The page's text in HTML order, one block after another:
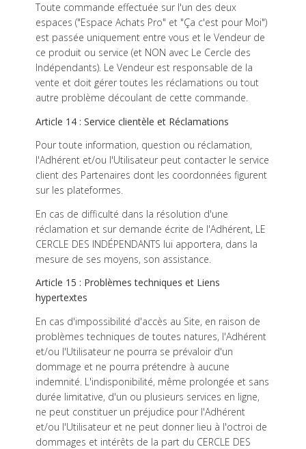
Toute commande effectuée sur l'un des deux
espaces ("Espace Achats Pro" et "Ça c'est pour Moi")
est passée uniquement entre vous et le Vendeur de
ce produit ou service (et NON avec Le Cercle des
Indépendants). Le Vendeur est responsable de la
vente et doit gérer toutes les réclamations ou tout
autre problème découlant de cette commande.
Article 14 : Service clientèle et Réclamations
Pour toute information, question ou réclamation,
l'Adhérent et/ou l'Utilisateur peut contacter le service
client des Partenaires dont les coordonnées figurent
sur les plateformes.
En cas de difficulté dans la résolution d'une
réclamation et sur demande écrite de l'Adhérent, LE
CERCLE DES INDÉPENDANTS lui apportera, dans la
mesure de ses moyens, son assistance.
Article 15 : Problèmes techniques et Liens
hypertextes
En cas d'impossibilité d'accès au Site, en raison de
problèmes techniques de toutes natures, l'Adhérent
et/ou l'Utilisateur ne pourra se prévaloir d'un
dommage et ne pourra prétendre à aucune
indemnité. L'indisponibilité, même prolongée et sans
durée limitative, d'un ou plusieurs services en ligne,
ne peut constituer un préjudice pour l'Adhérent
et/ou l'Utilisateur et ne peut donner lieu à l'octroi de
dommages et intérêts de la part du CERCLE DES